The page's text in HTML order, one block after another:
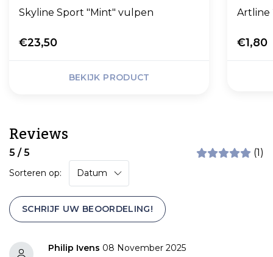
Skyline Sport "Mint" vulpen
€23,50
BEKIJK PRODUCT
Artline
€1,80
Reviews
5 / 5 (1)
Sorteren op:
SCHRIJF UW BEOORDELING!
Philip Ivens 08 November 2025